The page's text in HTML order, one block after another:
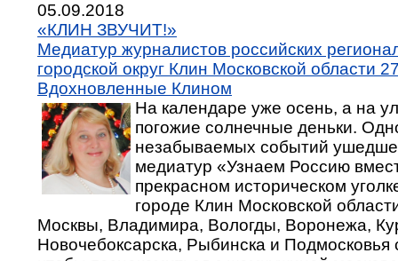
05.09.2018
«КЛИН ЗВУЧИТ!»
Медиатур журналистов российских
городской округ Клин Московской области
Вдохновленные Клином
На календаре уже осень, а на
погожие солнечные деньки.
незабываемых событий
медиатур «Узнаем Россию
прекрасном историческом
городе Клин Московской
Москвы, Владимира, Вологды, Воронежа,
Новочебоксарска, Рыбинска и Подмосковья